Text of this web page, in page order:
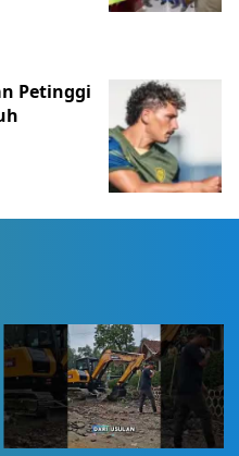
Petinggi